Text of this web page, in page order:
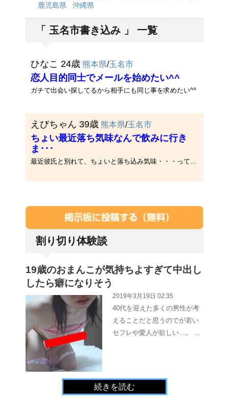
鹿児島県
沖縄県
「 玉名市書き込み 」 一覧
ひなこ 24歳 熊本県/玉名市
恋人目的同士でメールを始めたい^^
ガチで出会い探してるから相手にも同じ事を求めたい^^
えびちゃん 39歳 熊本県/玉名市
ちょい最近落ち気味なんで飲みに行き
ま･･･
最近彼氏と別れて、ちょいと落ち込み気味・・・ってことで、飲みに行きまへんか？友達呼ぶんで＾▽＾ｂ気軽に、メールくらはい～･･･
割り切り体験談
19歳のおまんこが気持ちよすぎて中出し
したら癖になりそう
2019年3月19日 02:35
40代を迎えた多くの男性が考
えることだと思うのでが若い
セフレや愛人が欲しい…。 …
続きを読む